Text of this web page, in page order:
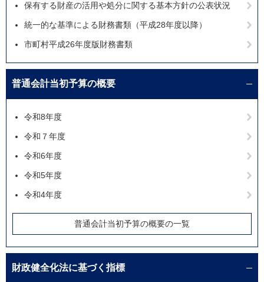
保有する財産の活用や処分に関する基本方針の公表状況
統一的な基準による財務書類（平成28年度以降）
市町村平成26年度版財務書類
普通会計当初予算の概要
令和8年度
令和７年度
令和6年度
令和5年度
令和4年度
普通会計当初予算の概要の一覧
財政健全化法に基づく指標